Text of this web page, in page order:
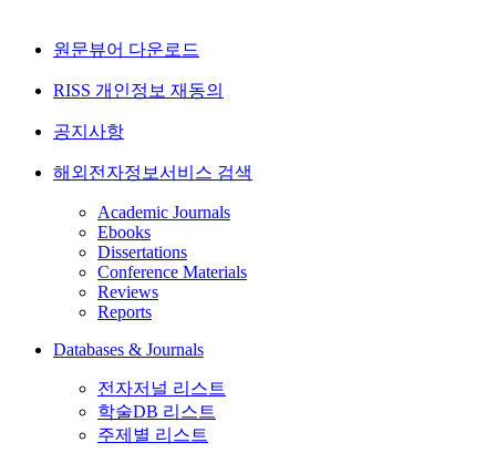
원문뷰어 다운로드
RISS 개인정보 재동의
공지사항
해외전자정보서비스 검색
Academic Journals
Ebooks
Dissertations
Conference Materials
Reviews
Reports
Databases & Journals
전자저널 리스트
학술DB 리스트
주제별 리스트